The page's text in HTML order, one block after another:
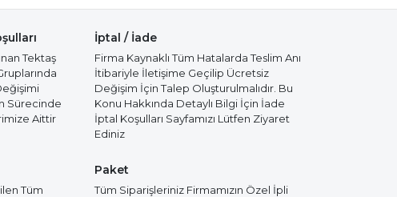
Tektaş
Sürecinde
Aittir
İptal / İade
Firma Kaynaklı Tüm Hatalarda Teslim Anı
İtibariyle İletişime Geçilip Ücretsiz
Değişim İçin Talep Oluşturulmalıdır. Bu
Konu Hakkında Detaylı Bilgi İçin İade
İptal Koşulları Sayfamızı Lütfen Ziyaret
Ediniz
Tüm
Paket
Tüm Siparişleriniz Firmamızın Özel İpli